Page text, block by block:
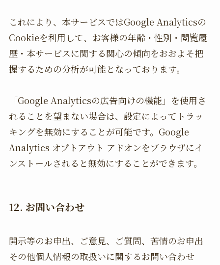
これにより、本サービスではGoogle Analyticsの
Cookieを利用して、お客様の年齢・性別・閲覧履
歴・本サービスに関する関心の傾向をおおよそ把
握するための分析が可能となっております。
「Google Analyticsの広告向けの機能」を使用さ
れることを望まない場合は、設定によってトラッ
キングを無効にすることが可能です。Google
Analytics オプトアウト アドオンをブラウザにイ
ンストールされると無効にすることができます。
12. お問い合わせ
開示等のお申出、ご意見、ご質問、苦情のお申出
その他個人情報の取扱いに関するお問い合わせ